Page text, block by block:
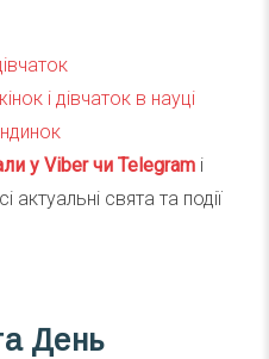
і дівчаток в науці
у Viber чи Telegram і
свята та події
День